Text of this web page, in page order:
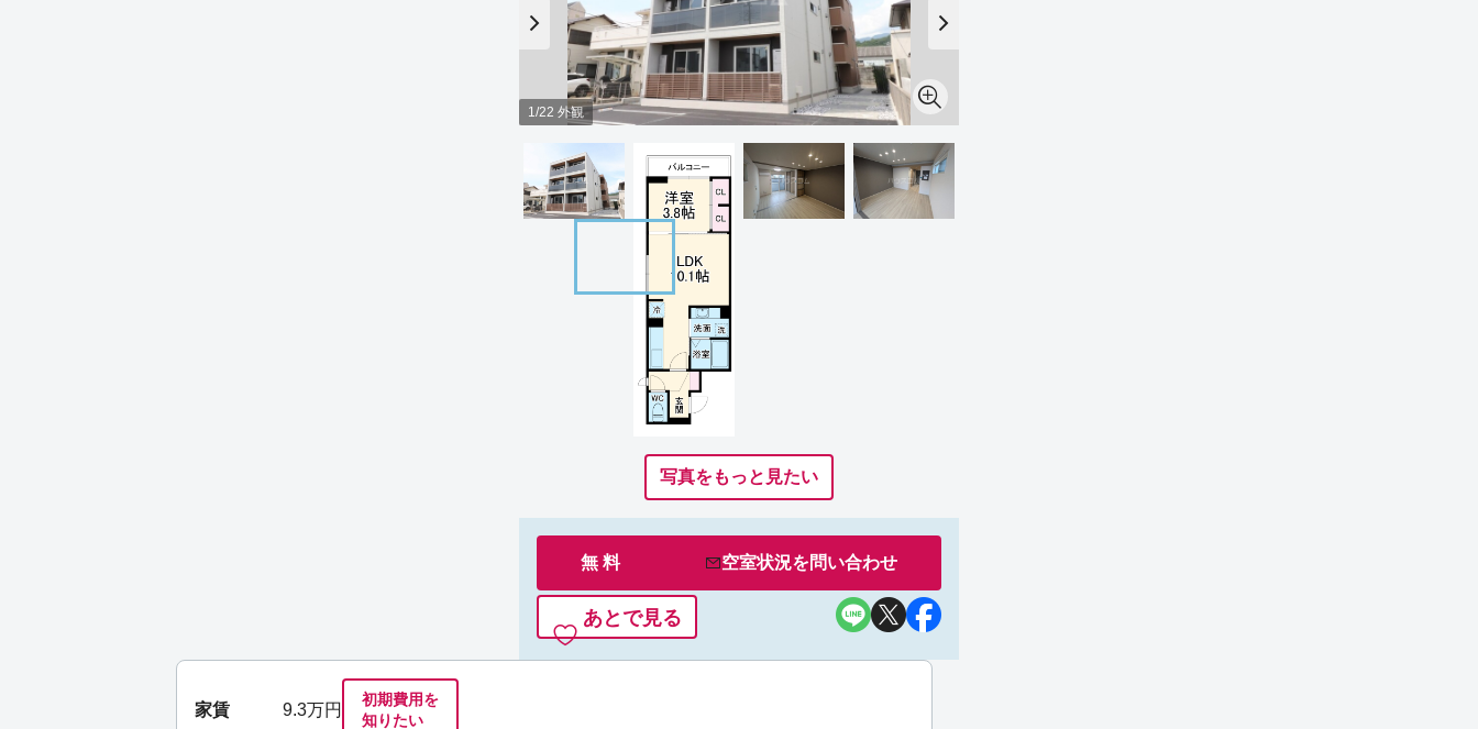
1/22 外観
写真をもっと見たい
無 料 空室状況を問い合わせ
あとで見る
家賃 9.3万円
初期費用を
知りたい